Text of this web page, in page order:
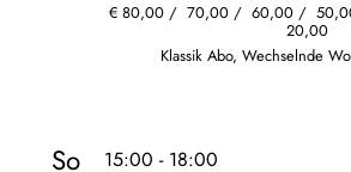
€80,00 70,00 60,00
20,00
Klassik Abo, Wechselnde
So
15:00 - 18:00